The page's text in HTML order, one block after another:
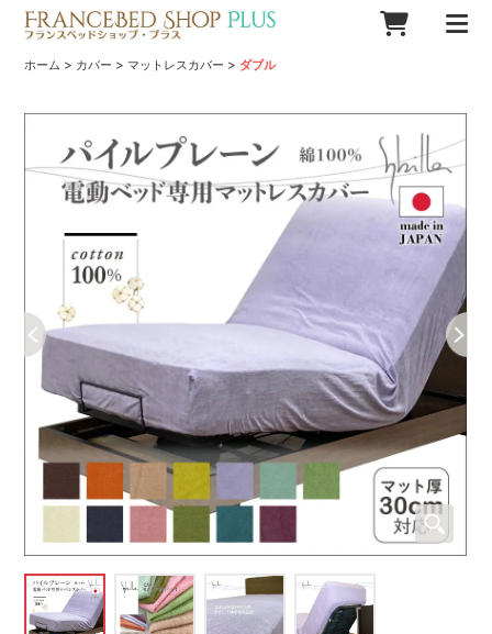
ホーム > カバー > マットレスカバー > ダブル